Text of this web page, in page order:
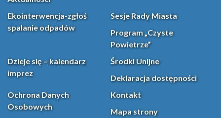
Ekointerwencja-zgłoś
spalanie odpadów
Sesje Rady Miasta
Program „Czyste
Powietrze”
Dzieje się – kalendarz
imprez
Środki Unijne
Deklaracja dostępności
Ochrona Danych
Osobowych
Kontakt
Mapa strony